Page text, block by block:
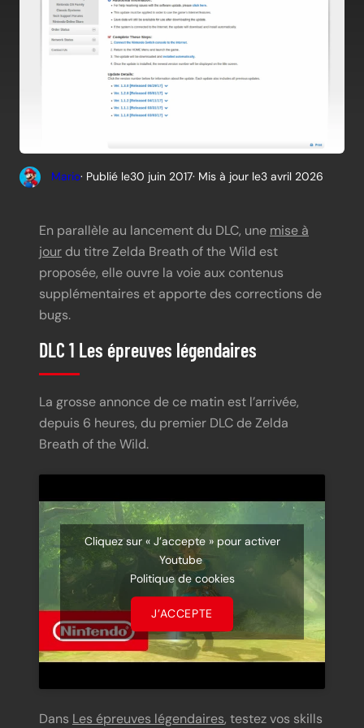
Mario· Publié le30 juin 2017· Mis à jour le3 avril 2026
En parallèle au lancement du DLC, une mise à
jour du titre Zelda Breath of the Wild est
proposée, elle ouvre la voie aux contenus
supplémentaires et apporte des corrections de
bugs.
DLC 1 Les épreuves légendaires
La grosse annonce de ce matin est l’arrivée,
depuis 6 heures, du premier DLC de Zelda
Breath of the Wild.
Cliquez sur « J’accepte » pour activer
Youtube
Politique de cookies
J’ACCEPTE
Dans Les épreuves légendaires, testez vos skills